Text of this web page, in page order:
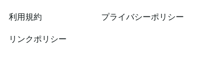
利用規約 プライバシーポリシー
リンクポリシー